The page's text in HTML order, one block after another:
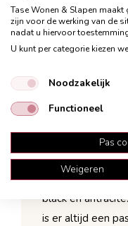
traditionele
verwerkt in een
Mooie
figuren.
In de
Karpet Agello is
black en
is er altijd een
Tase Wonen & Slapen
zijn voor de werking van de
nadat u hiervoor
U kunt per categorie kiezen
Noodzakelijk
Functioneel
Pas
Weigeren